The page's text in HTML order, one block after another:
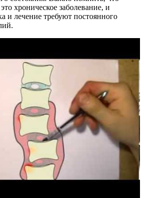
хроническое заболевание, и
и лечение требуют постоянного